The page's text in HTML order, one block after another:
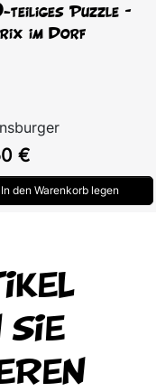
Puzzle –
im Dorf
€
In den Warenkorb legen
SIE